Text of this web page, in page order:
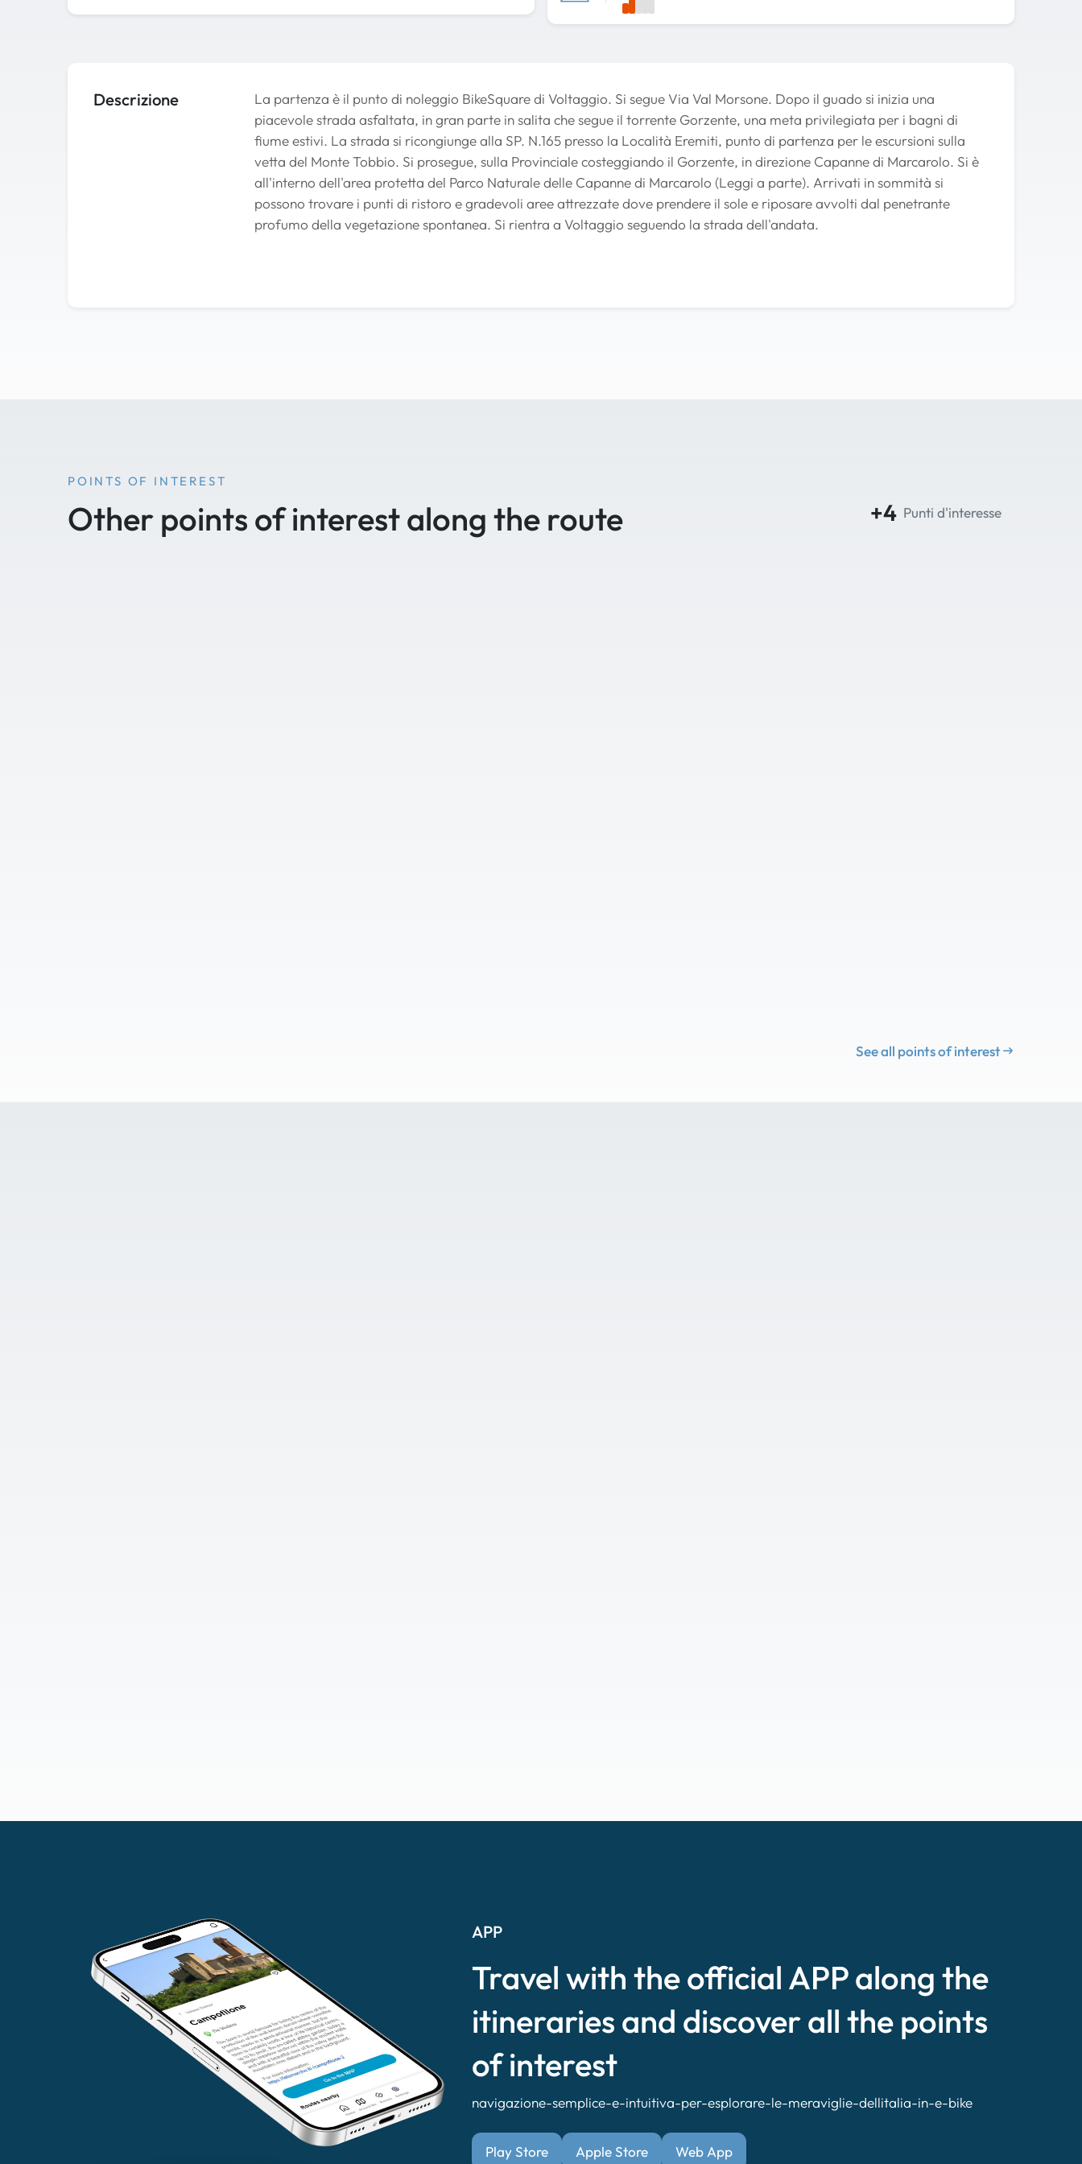
Descrizione
La partenza è il punto di noleggio BikeSquare di Voltaggio. Si segue Via Val Morsone. Dopo il guado si inizia una
piacevole strada asfaltata, in gran parte in salita che segue il torrente Gorzente, una meta privilegiata per i bagni di
fiume estivi. La strada si ricongiunge alla SP. N.165 presso la Località Eremiti, punto di partenza per le escursioni sulla
vetta del Monte Tobbio. Si prosegue, sulla Provinciale costeggiando il Gorzente, in direzione Capanne di Marcarolo. Si è
all'interno dell'area protetta del Parco Naturale delle Capanne di Marcarolo (Leggi a parte). Arrivati in sommità si
possono trovare i punti di ristoro e gradevoli aree attrezzate dove prendere il sole e riposare avvolti dal penetrante
profumo della vegetazione spontanea. Si rientra a Voltaggio seguendo la strada dell'andata.
POINTS OF INTEREST
Other points of interest along the route +4 Punti d'interesse
See all points of interest
APP
Travel with the official APP along the
itineraries and discover all the points
of interest
navigazione-semplice-e-intuitiva-per-esplorare-le-meraviglie-dellitalia-in-e-bike
Play Store Apple Store Web App